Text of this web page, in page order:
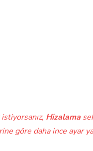
Hizalama
göre daha ince ayar